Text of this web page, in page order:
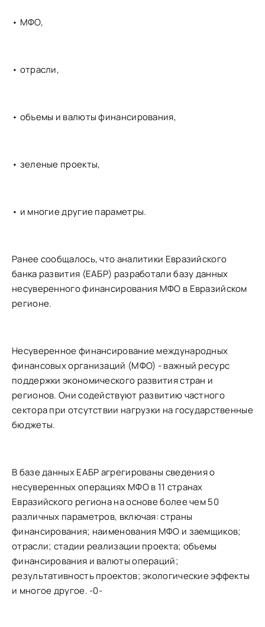
• МФО,
• отрасли,
• объемы и валюты финансирования,
• зеленые проекты,
• и многие другие параметры.
Ранее сообщалось, что аналитики Евразийского
банка развития (ЕАБР) разработали базу данных
несуверенного финансирования МФО в Евразийском
регионе.
Несуверенное финансирование международных
финансовых организаций (МФО) - важный ресурс
поддержки экономического развития стран и
регионов. Они содействуют развитию частного
сектора при отсутствии нагрузки на государственные
бюджеты.
В базе данных ЕАБР агрегированы сведения о
несуверенных операциях МФО в 11 странах
Евразийского региона на основе более чем 50
различных параметров, включая: страны
финансирования; наименования МФО и заемщиков;
отрасли; стадии реализации проекта; объемы
финансирования и валюты операций;
результативность проектов; экологические эффекты
и многое другое. -0-